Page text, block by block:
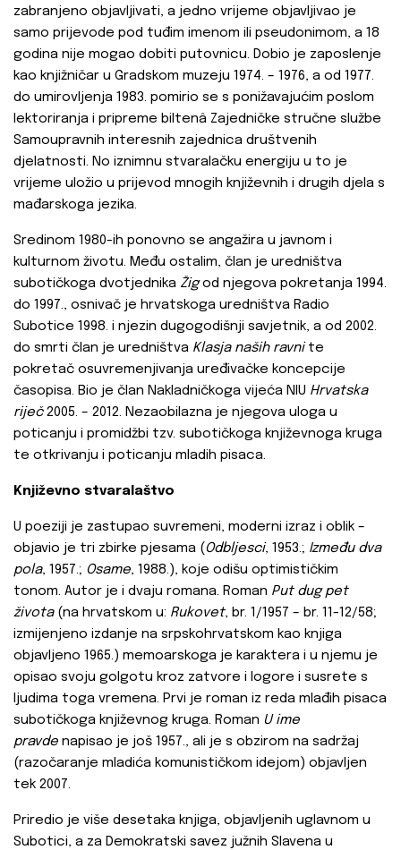
zabranjeno objavljivati, a jedno vrijeme objavljivao je
samo prijevode pod tuđim imenom ili pseudonimom, a 18
godina nije mogao dobiti putovnicu. Dobio je zaposlenje
kao knjižničar u Gradskom muzeju 1974. – 1976, a od 1977.
do umirovljenja 1983. pomirio se s ponižavajućim poslom
lektoriranja i pripreme biltenâ Zajedničke stručne službe
Samoupravnih interesnih zajednica društvenih
djelatnosti. No iznimnu stvaralačku energiju u to je
vrijeme uložio u prijevod mnogih književnih i drugih djela s
mađarskoga jezika.
Sredinom 1980-ih ponovno se angažira u javnom i
kulturnom životu. Među ostalim, član je uredništva
subotičkoga dvotjednika Žigod njegova pokretanja 1994.
do 1997., osnivač je hrvatskoga uredništva Radio
Subotice 1998. i njezin dugogodišnji savjetnik, a od 2002.
do smrti član je uredništva Klasja naših ravni te
pokretač osuvremenjivanja uređivačke koncepcije
časopisa. Bio je član Nakladničkoga vijeća NIU Hrvatska
riječ2005. – 2012. Nezaobilazna je njegova uloga u
poticanju i promidžbi tzv. subotičkoga književnoga kruga
te otkrivanju i poticanju mladih pisaca.
Književno stvaralaštvo
U poeziji je zastupao suvremeni, moderni izraz i oblik –
objavio je tri zbirke pjesama (Odbljesci, 1953.; Između dva
pola, 1957.; Osame, 1988.), koje odišu optimističkim
tonom. Autor je i dvaju romana. Roman Put dug pet
života (na hrvatskom u: Rukovet, br. 1/1957 – br. 11-12/58;
izmijenjeno izdanje na srpskohrvatskom kao knjiga
objavljeno 1965.) memoarskoga je karaktera i u njemu je
opisao svoju golgotu kroz zatvore i logore i susrete s
ljudima toga vremena. Prvi je roman iz reda mlađih pisaca
subotičkoga književnog kruga. Roman U ime
pravde napisao je još 1957., ali je s obzirom na sadržaj
(razočaranje mladića komunističkom idejom) objavljen
tek 2007.
Priredio je više desetaka knjiga, objavljenih uglavnom u
Subotici, a za Demokratski savez južnih Slavena u